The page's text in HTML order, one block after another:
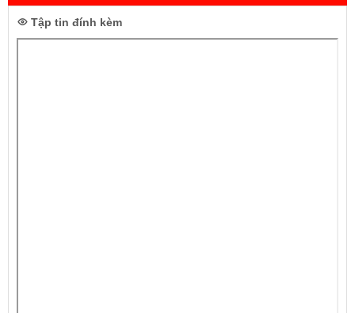
Tập tin đính kèm